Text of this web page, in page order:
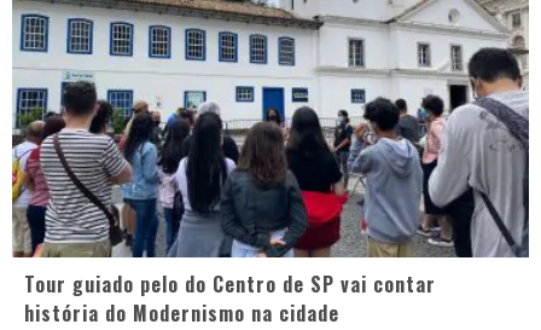
Tour guiado pelo do Centro de SP vai contar
história do Modernismo na cidade